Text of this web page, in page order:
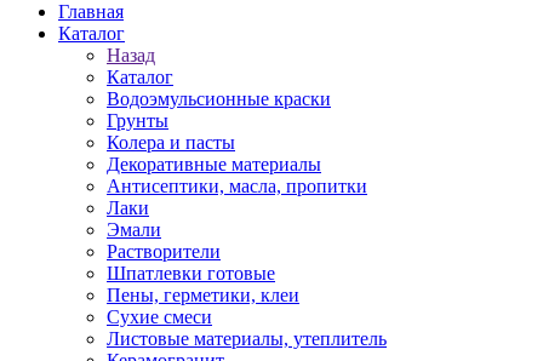
Главная
Каталог
Назад
Каталог
Водоэмульсионные краски
Грунты
Колера и пасты
Декоративные материалы
Антисептики, масла, пропитки
Лаки
Эмали
Растворители
Шпатлевки готовые
Пены, герметики, клеи
Сухие смеси
Листовые материалы, утеплитель